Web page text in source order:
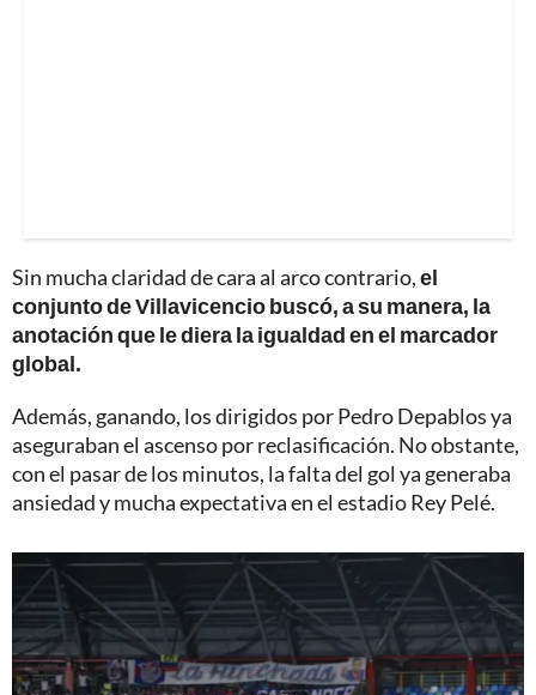
Sin mucha claridad de cara al arco contrario,el
conjunto de Villavicencio buscó, a su manera, la
anotación que le diera la igualdad en el marcador
global.
Además, ganando, los dirigidos por Pedro Depablos ya
aseguraban el ascenso por reclasificación. No obstante,
con el pasar de los minutos, la falta del gol ya generaba
ansiedad y mucha expectativa en el estadio Rey Pelé.